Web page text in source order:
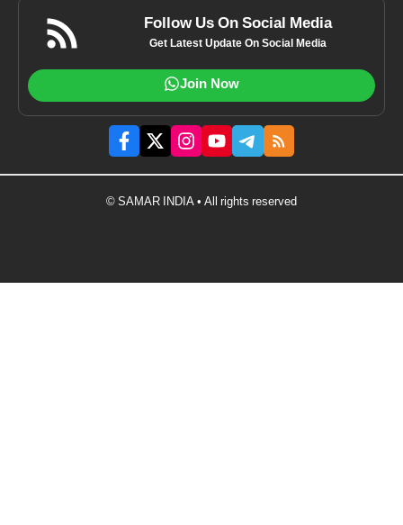
Follow Us On Social Media
Get Latest Update On Social Media
Join Now
© SAMAR INDIA • All rights reserved